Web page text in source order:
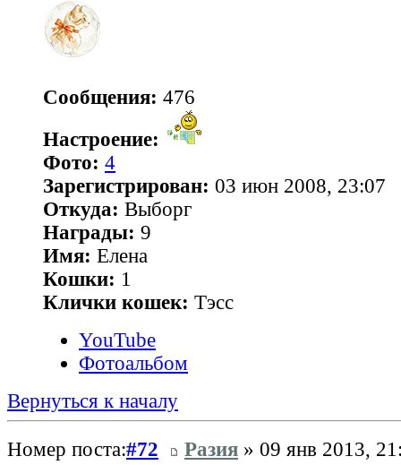
Сообщения: 476
Настроение:
Фото: 4
Зарегистрирован: 03 июн 2008, 23:07
Откуда: Выборг
Награды: 9
Имя: Елена
Кошки: 1
Клички кошек: Тэсс
YouTube
Фотоальбом
Вернуться к началу
Номер поста:#72 Разия » 09 янв 2013,